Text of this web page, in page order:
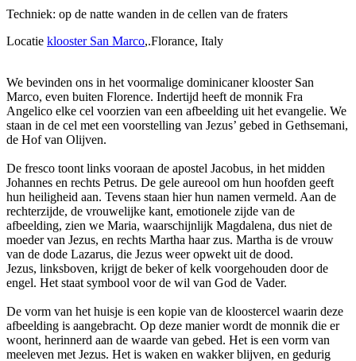
Techniek: op de natte wanden in de cellen van de fraters
Locatie klooster San Marco,.Florance, Italy
We bevinden ons in het voormalige dominicaner klooster San
Marco, even buiten Florence. Indertijd heeft de monnik Fra
Angelico elke cel voorzien van een afbeelding uit het evangelie. We
staan in de cel met een voorstelling van Jezus’ gebed in Gethsemani,
de Hof van Olijven.
De fresco toont links vooraan de apostel Jacobus, in het midden
Johannes en rechts Petrus. De gele aureool om hun hoofden geeft
hun heiligheid aan. Tevens staan hier hun namen vermeld. Aan de
rechterzijde, de vrouwelijke kant, emotionele zijde van de
afbeelding, zien we Maria, waarschijnlijk Magdalena, dus niet de
moeder van Jezus, en rechts Martha haar zus. Martha is de vrouw
van de dode Lazarus, die Jezus weer opwekt uit de dood.
Jezus, linksboven, krijgt de beker of kelk voorgehouden door de
engel. Het staat symbool voor de wil van God de Vader.
De vorm van het huisje is een kopie van de kloostercel waarin deze
afbeelding is aangebracht. Op deze manier wordt de monnik die er
woont, herinnerd aan de waarde van gebed. Het is een vorm van
meeleven met Jezus. Het is waken en wakker blijven, en gedurig